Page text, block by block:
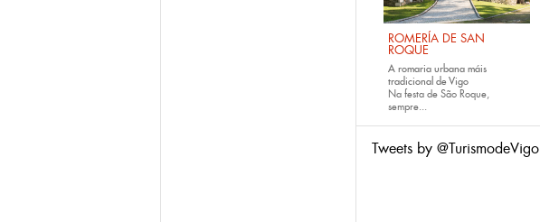
ROMERÍA DE SAN
ROQUE
A romaria urbana máis
tradicional de Vigo
Na festa de São Roque,
sempre...
Tweets by @TurismodeVigo